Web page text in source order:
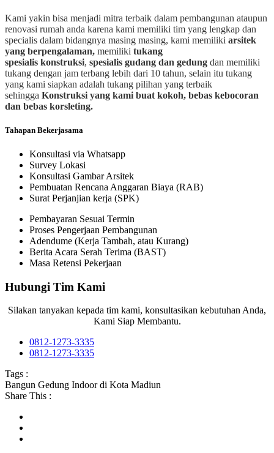
Kami yakin bisa menjadi mitra terbaik dalam pembangunan ataupun
renovasi rumah anda karena kami memiliki tim yang lengkap dan
specialis dalam bidangnya masing masing, kami memiliki arsitek
yang berpengalaman, memiliki tukang
spesialis konstruksi, spesialis gudang dan gedung dan memiliki
tukang dengan jam terbang lebih dari 10 tahun, selain itu tukang
yang kami siapkan adalah tukang pilihan yang terbaik
sehingga Konstruksi yang kami buat kokoh, bebas kebocoran
dan bebas korsleting.
Tahapan Bekerjasama
Konsultasi via Whatsapp
Survey Lokasi
Konsultasi Gambar Arsitek
Pembuatan Rencana Anggaran Biaya (RAB)
Surat Perjanjian kerja (SPK)
Pembayaran Sesuai Termin
Proses Pengerjaan Pembangunan
Adendume (Kerja Tambah, atau Kurang)
Berita Acara Serah Terima (BAST)
Masa Retensi Pekerjaan
Hubungi Tim Kami
Silakan tanyakan kepada tim kami, konsultasikan kebutuhan Anda,
Kami Siap Membantu.
0812-1273-3335
0812-1273-3335
Tags :
Bangun Gedung Indoor di Kota Madiun
Share This :